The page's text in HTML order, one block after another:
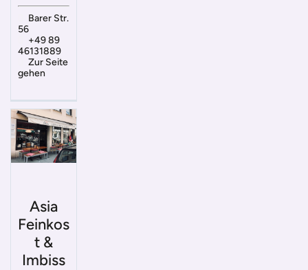
Barer Str.
56
+49 89
46131889
Zur Seite
gehen
Asia
Feinkos
t &
Imbiss